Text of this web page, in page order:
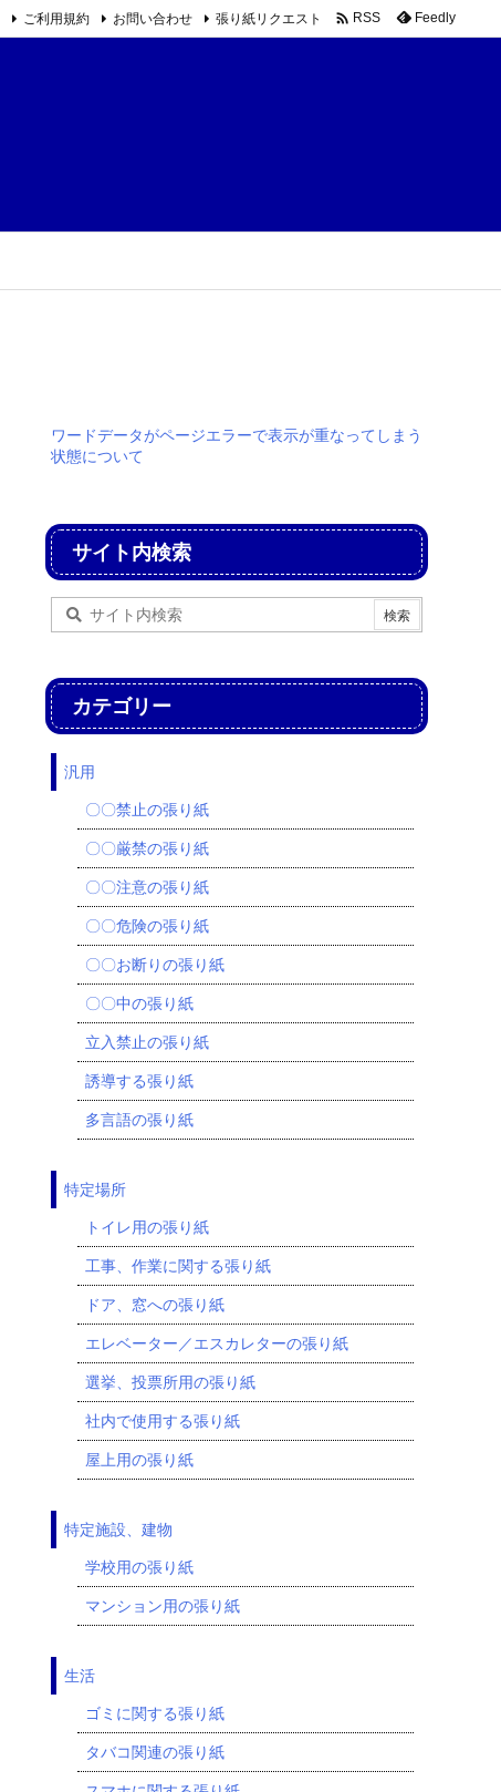
ご利用規約 お問い合わせ 張り紙リクエスト  RSS Feedly
ワードデータがページエラーで表示が重なってしまう
状態について
サイト内検索
カテゴリー
汎用
〇〇禁止の張り紙
〇〇厳禁の張り紙
〇〇注意の張り紙
〇〇危険の張り紙
〇〇お断りの張り紙
〇〇中の張り紙
立入禁止の張り紙
誘導する張り紙
多言語の張り紙
特定場所
トイレ用の張り紙
工事、作業に関する張り紙
ドア、窓への張り紙
エレベーター／エスカレターの張り紙
選挙、投票所用の張り紙
社内で使用する張り紙
屋上用の張り紙
特定施設、建物
学校用の張り紙
マンション用の張り紙
生活
ゴミに関する張り紙
タバコ関連の張り紙